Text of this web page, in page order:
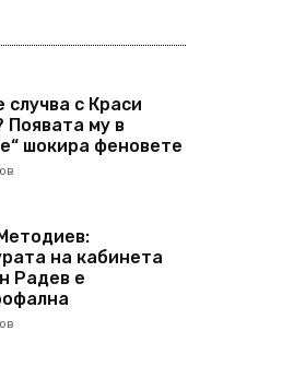
случва с Краси
Появата му в
шокира феновете
на кабинета
Радев е